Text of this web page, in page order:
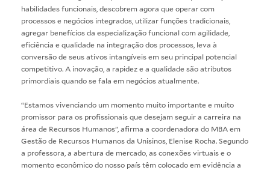
habilidades funcionais, descobrem agora que operar com
processos e negócios integrados, utilizar funções tradicionais,
agregar benefícios da especialização funcional com agilidade,
eficiência e qualidade na integração dos processos, leva à
conversão de seus ativos intangíveis em seu principal potencial
competitivo. A inovação, a rapidez e a qualidade são atributos
primordiais quando se fala em negócios atualmente.
“Estamos vivenciando um momento muito importante e muito
promissor para os profissionais que desejam seguir a carreira na
área de Recursos Humanos”, afirma a coordenadora do MBA em
Gestão de Recursos Humanos da Unisinos, Elenise Rocha. Segundo
a professora, a abertura de mercado, as conexões virtuais e o
momento econômico do nosso país têm colocado em evidência a